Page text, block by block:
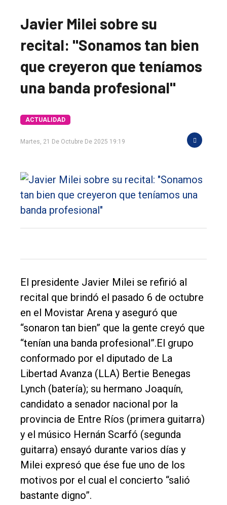
único
Balcarce
Int.
Política
Cultura
Entrevistas
Rural
Deportes
Fúnebres
Edición
Empresa
Nosotros
Contacto
Javier Milei sobre su
recital: "Sonamos tan bien
que creyeron que teníamos
una banda profesional"
ACTUALIDAD
Martes, 21 De Octubre De 2025 19:19
El presidente Javier Milei se refirió al
recital que brindó el pasado 6 de octubre
en el Movistar Arena y aseguró que
“sonaron tan bien” que la gente creyó que
“tenían una banda profesional”.El grupo
conformado por el diputado de La
Libertad Avanza (LLA) Bertie Benegas
Lynch (batería); su hermano Joaquín,
candidato a senador nacional por la
provincia de Entre Ríos (primera guitarra)
y el músico Hernán Scarfó (segunda
guitarra) ensayó durante varios días y
Milei expresó que ése fue uno de los
motivos por el cual el concierto “salió
bastante digno”.